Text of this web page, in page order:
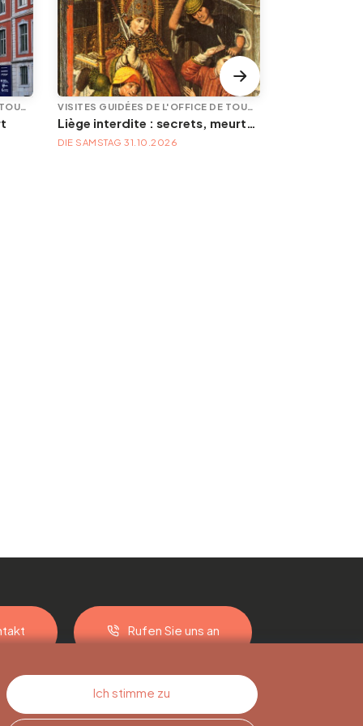
VISITES GUIDÉES DE L'OFFICE DE TOURISME VISITES GUIDÉES DE L'OFFICE DE TOURISME
Liège interdite : secrets, meurtres et mystères
DIE SAMSTAG 31.10.2026
Rufen Sie uns an
Ich stimme zu